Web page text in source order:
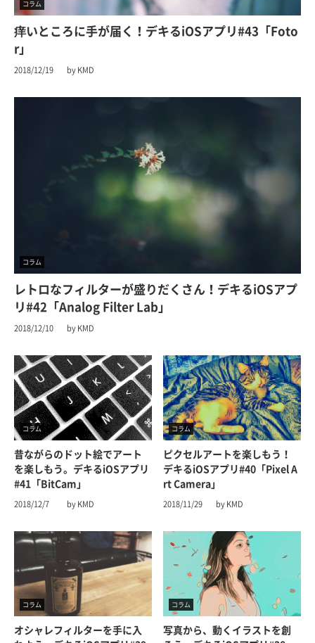
コラム
痒いところに手が届く！デキるiOSアプリ#43「Foto
r」
2018/12/19 by KMD
コラム
レトロなフィルターが盛りだくさん！デキるiOSアプ
リ#42「Analog Filter Lab」
2018/12/10 by KMD
コラム
昔ながらのドット絵でアート
を楽しもう。デキるiOSアプリ
#41「BitCam」
2018/12/7 by KMD
コラム
ピクセルアートを楽しもう！
デキるiOSアプリ#40「Pixel A
rt Camera」
2018/11/29 by KMD
コラム
オシャレフィルターを手に入
コラム
写真から、動くイラストを創